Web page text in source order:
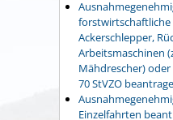
forstwirtschaftliche
Ackerschlepper,
Arbeitsmaschinen
Mähdrescher)
70 StVZO
Einzelfahrten